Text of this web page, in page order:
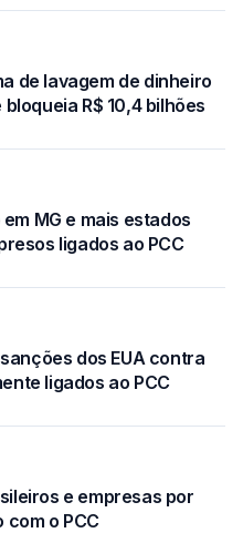
de lavagem de dinheiro
bloqueia R$ 10,4 bilhões
MG e mais estados
ligados ao PCC
dos EUA contra
ligados ao PCC
e empresas por
o PCC